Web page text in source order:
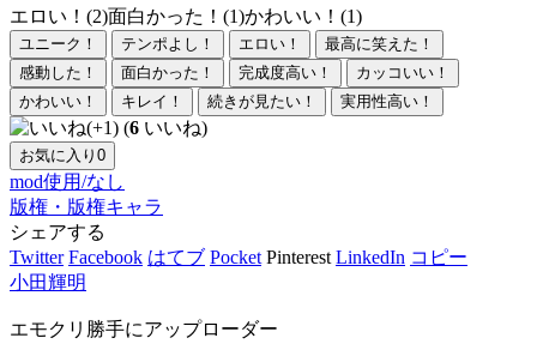
エロい！(2)面白かった！(1)かわいい！(1)
ユニーク！ テンポよし！ エロい！
最高に笑えた！
感動した！
面白かった！ 完成度高い！
カッコいい！
かわいい！
キレイ！ 続きが見たい！ 実用性高い！
(6 いいね)
お気に入り 0
mod使用/なし
版権・版権キャラ
シェアする
Twitter Facebook はてブ Pocket Pinterest LinkedIn コピー
小田輝明
エモクリ勝手にアップローダー